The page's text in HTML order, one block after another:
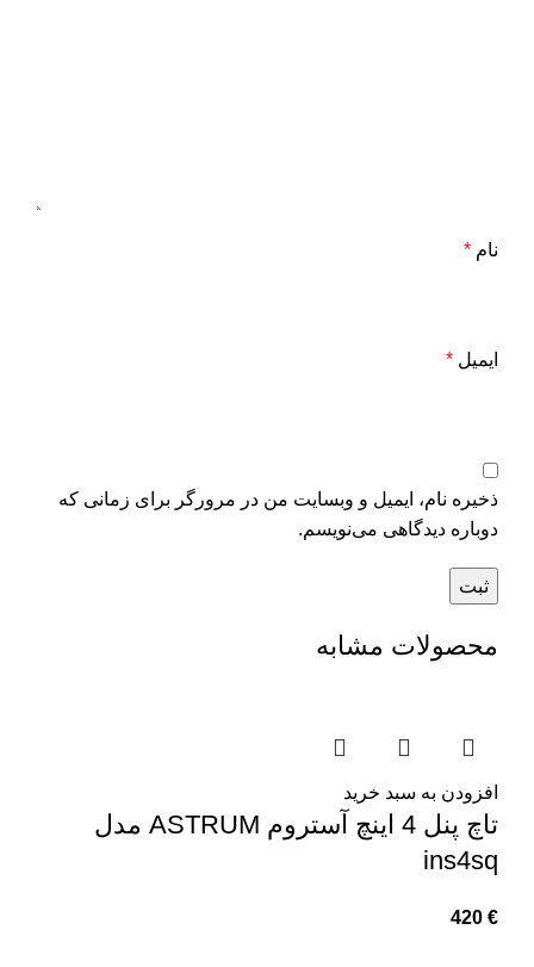
نام *
ایمیل *
ذخیره نام، ایمیل و وبسایت من در مرورگر برای زمانی که
دوباره دیدگاهی می‌نویسم.
محصولات مشابه
افزودن به سبد خرید
تاچ پنل 4 اینچ آستروم ASTRUM مدل
ins4sq
420 €